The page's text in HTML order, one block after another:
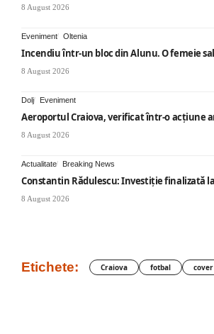
8 August 2026
Eveniment Oltenia
Incendiu într-un bloc din Alunu. O femeie
8 August 2026
Dolj Eveniment
Aeroportul Craiova, verificat într-o acțiune
8 August 2026
Actualitate Breaking News
Constantin Rădulescu: Investiție finalizată la
8 August 2026
Etichete: Craiova fotbal